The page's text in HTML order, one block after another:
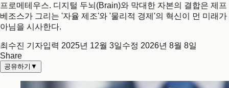
프로메테우스. 디지털 두뇌(Brain)와 막대한 자본의 결합은 제프
베조스가 그리는 '자율 제조'와 '물리적 경제'의 혁신이 먼 미래가
아님을 시사한다.
최수진 기자입력 2025년 12월 3일수정 2026년 8월 8일
Share
공유하기 ▼